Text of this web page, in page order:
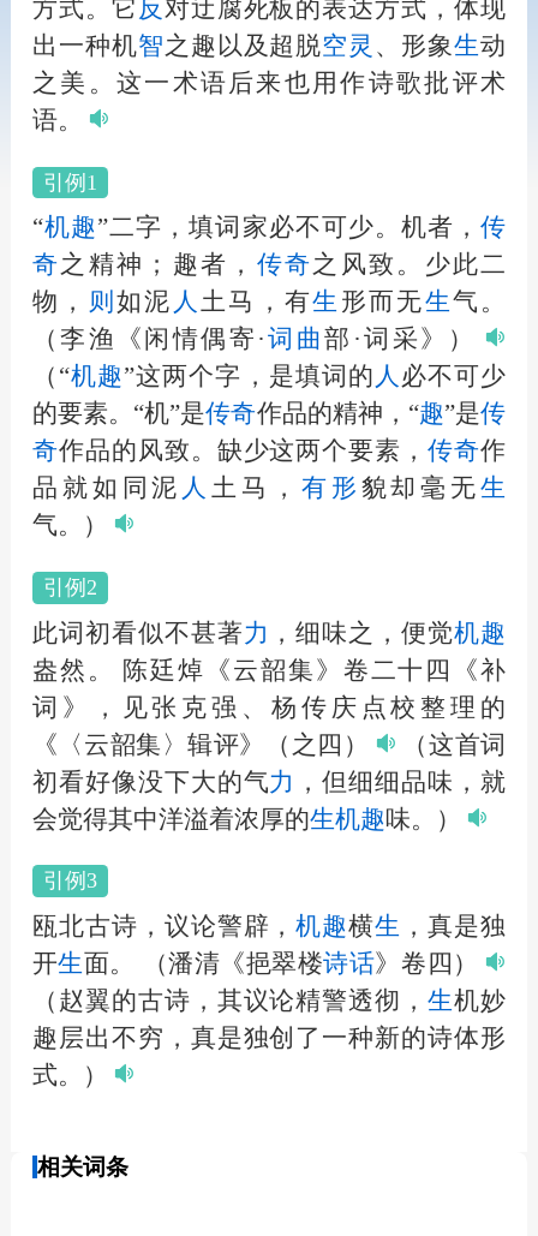
方式。它 反 对迂腐死板的表达方式，体现
出一种机智之趣以及超脱空灵 、形象生动
之美。这一术语后来也用作诗歌批评术
语。
引例1
“机趣”二字，填词家必不可少。机者，传
奇之精神；趣者， 传奇之风致。少此二
物，
则 如泥 人 土马，有生 形而无生气。
（李渔《闲情偶寄·词曲部·词采》）
（“机趣”这两个字，是填词的 人 必不可少
的要素。“机”是传奇作品的精神，“趣”是传
奇作品的风致。缺少这两个要素，传奇作
品就如同泥 人 土马， 有形 貌却毫无生
气。）
引例2
此词初看似不甚著力 ，细味之，便觉机趣
盎然。 陈廷焯《云韶集》卷二十四《补
词》，见张克强、杨传庆点校整理的
《〈云韶集〉辑评》（之四）
（这首词
初看好像没下大的气力 ，但细细品味，就
会觉得其中洋溢着浓厚的生机趣味。）
引例3
瓯北古诗，议论警辟，机趣横生 ，真是独
开生 面。 （潘清《挹翠楼诗话》卷四）
（赵翼的古诗，其议论精警透彻，生机妙
趣层出不穷，真是独创了一种新的诗体形
式。）
相关词条